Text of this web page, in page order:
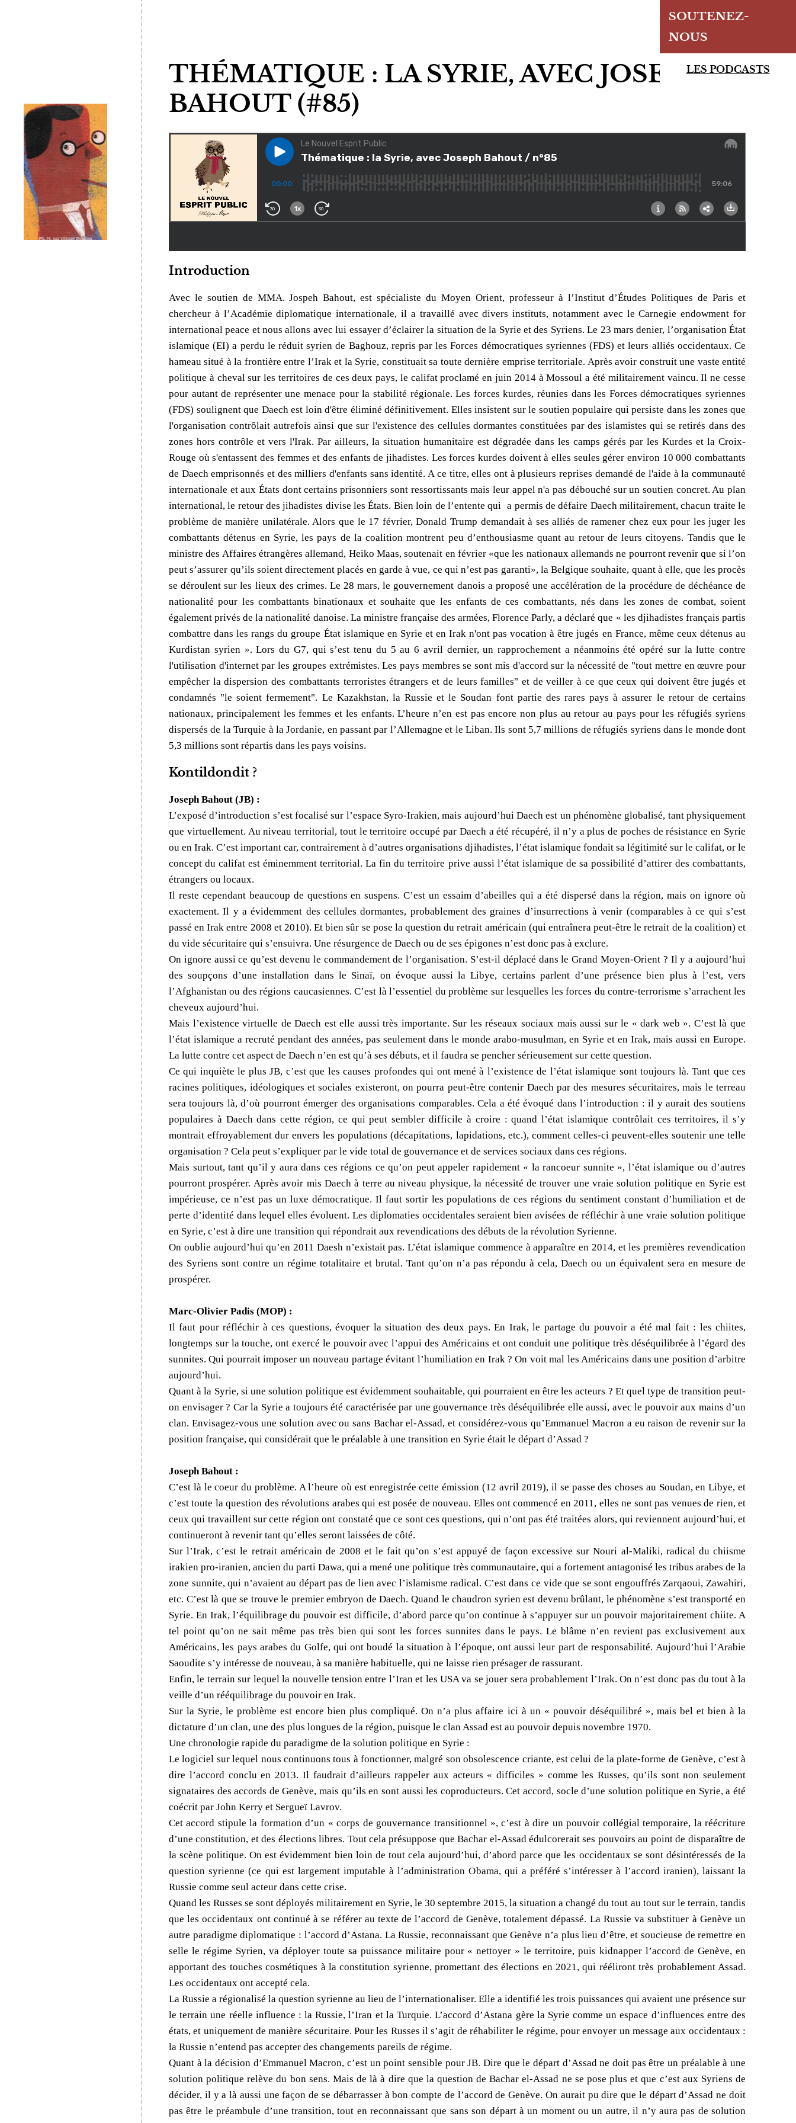
SOUTENEZ-
NOUS
LES PODCASTS
THÉMATIQUE : LA SYRIE, AVEC JOSEPH
BAHOUT (#85)
Introduction
Avec le soutien de MMA. Jospeh Bahout, est spécialiste du Moyen Orient, professeur à l’Institut d’Études Politiques de Paris et
chercheur à l’Académie diplomatique internationale, il a travaillé avec divers instituts, notamment avec le Carnegie endowment for
international peace et nous allons avec lui essayer d’éclairer la situation de la Syrie et des Syriens. Le 23 mars denier, l’organisation État
islamique (EI) a perdu le réduit syrien de Baghouz, repris par les Forces démocratiques syriennes (FDS) et leurs alliés occidentaux. Ce
hameau situé à la frontière entre l’Irak et la Syrie, constituait sa toute dernière emprise territoriale. Après avoir construit une vaste entité
politique à cheval sur les territoires de ces deux pays, le califat proclamé en juin 2014 à Mossoul a été militairement vaincu. Il ne cesse
pour autant de représenter une menace pour la stabilité régionale. Les forces kurdes, réunies dans les Forces démocratiques syriennes
(FDS) soulignent que Daech est loin d'être éliminé définitivement. Elles insistent sur le soutien populaire qui persiste dans les zones que
l'organisation contrôlait autrefois ainsi que sur l'existence des cellules dormantes constituées par des islamistes qui se retirés dans des
zones hors contrôle et vers l'Irak. Par ailleurs, la situation humanitaire est dégradée dans les camps gérés par les Kurdes et la Croix-
Rouge où s'entassent des femmes et des enfants de jihadistes. Les forces kurdes doivent à elles seules gérer environ 10 000 combattants
de Daech emprisonnés et des milliers d'enfants sans identité. A ce titre, elles ont à plusieurs reprises demandé de l'aide à la communauté
internationale et aux États dont certains prisonniers sont ressortissants mais leur appel n'a pas débouché sur un soutien concret. Au plan
international, le retour des jihadistes divise les États. Bien loin de l’entente qui a permis de défaire Daech militairement, chacun traite le
problème de manière unilatérale. Alors que le 17 février, Donald Trump demandait à ses alliés de ramener chez eux pour les juger les
combattants détenus en Syrie, les pays de la coalition montrent peu d’enthousiasme quant au retour de leurs citoyens. Tandis que le
ministre des Affaires étrangères allemand, Heiko Maas, soutenait en février «que les nationaux allemands ne pourront revenir que si l’on
peut s’assurer qu’ils soient directement placés en garde à vue, ce qui n’est pas garanti», la Belgique souhaite, quant à elle, que les procès
se déroulent sur les lieux des crimes. Le 28 mars, le gouvernement danois a proposé une accélération de la procédure de déchéance de
nationalité pour les combattants binationaux et souhaite que les enfants de ces combattants, nés dans les zones de combat, soient
également privés de la nationalité danoise. La ministre française des armées, Florence Parly, a déclaré que « les djihadistes français partis
combattre dans les rangs du groupe État islamique en Syrie et en Irak n'ont pas vocation à être jugés en France, même ceux détenus au
Kurdistan syrien ». Lors du G7, qui s’est tenu du 5 au 6 avril dernier, un rapprochement a néanmoins été opéré sur la lutte contre
l'utilisation d'internet par les groupes extrémistes. Les pays membres se sont mis d'accord sur la nécessité de "tout mettre en œuvre pour
empêcher la dispersion des combattants terroristes étrangers et de leurs familles" et de veiller à ce que ceux qui doivent être jugés et
condamnés "le soient fermement". Le Kazakhstan, la Russie et le Soudan font partie des rares pays à assurer le retour de certains
nationaux, principalement les femmes et les enfants. L’heure n’en est pas encore non plus au retour au pays pour les réfugiés syriens
dispersés de la Turquie à la Jordanie, en passant par l’Allemagne et le Liban. Ils sont 5,7 millions de réfugiés syriens dans le monde dont
5,3 millions sont répartis dans les pays voisins.
Kontildondit ?
Joseph Bahout (JB) :
L’exposé d’introduction s’est focalisé sur l’espace Syro-Irakien, mais aujourd’hui Daech est un phénomène globalisé, tant physiquement
que virtuellement. Au niveau territorial, tout le territoire occupé par Daech a été récupéré, il n’y a plus de poches de résistance en Syrie
ou en Irak. C’est important car, contrairement à d’autres organisations djihadistes, l’état islamique fondait sa légitimité sur le califat, or le
concept du califat est éminemment territorial. La fin du territoire prive aussi l’état islamique de sa possibilité d’attirer des combattants,
étrangers ou locaux.
Il reste cependant beaucoup de questions en suspens. C’est un essaim d’abeilles qui a été dispersé dans la région, mais on ignore où
exactement. Il y a évidemment des cellules dormantes, probablement des graines d’insurrections à venir (comparables à ce qui s’est
passé en Irak entre 2008 et 2010). Et bien sûr se pose la question du retrait américain (qui entraînera peut-être le retrait de la coalition) et
du vide sécuritaire qui s’ensuivra. Une résurgence de Daech ou de ses épigones n’est donc pas à exclure.
On ignore aussi ce qu’est devenu le commandement de l’organisation. S’est-il déplacé dans le Grand Moyen-Orient ? Il y a aujourd’hui
des soupçons d’une installation dans le Sinaï, on évoque aussi la Libye, certains parlent d’une présence bien plus à l’est, vers
l’Afghanistan ou des régions caucasiennes. C’est là l’essentiel du problème sur lesquelles les forces du contre-terrorisme s’arrachent les
cheveux aujourd’hui.
Mais l’existence virtuelle de Daech est elle aussi très importante. Sur les réseaux sociaux mais aussi sur le « dark web ». C’est là que
l’état islamique a recruté pendant des années, pas seulement dans le monde arabo-musulman, en Syrie et en Irak, mais aussi en Europe.
La lutte contre cet aspect de Daech n’en est qu’à ses débuts, et il faudra se pencher sérieusement sur cette question.
Ce qui inquiète le plus JB, c’est que les causes profondes qui ont mené à l’existence de l’état islamique sont toujours là. Tant que ces
racines politiques, idéologiques et sociales existeront, on pourra peut-être contenir Daech par des mesures sécuritaires, mais le terreau
sera toujours là, d’où pourront émerger des organisations comparables. Cela a été évoqué dans l’introduction : il y aurait des soutiens
populaires à Daech dans cette région, ce qui peut sembler difficile à croire : quand l’état islamique contrôlait ces territoires, il s’y
montrait effroyablement dur envers les populations (décapitations, lapidations, etc.), comment celles-ci peuvent-elles soutenir une telle
organisation ? Cela peut s’expliquer par le vide total de gouvernance et de services sociaux dans ces régions.
Mais surtout, tant qu’il y aura dans ces régions ce qu’on peut appeler rapidement « la rancoeur sunnite », l’état islamique ou d’autres
pourront prospérer. Après avoir mis Daech à terre au niveau physique, la nécessité de trouver une vraie solution politique en Syrie est
impérieuse, ce n’est pas un luxe démocratique. Il faut sortir les populations de ces régions du sentiment constant d’humiliation et de
perte d’identité dans lequel elles évoluent. Les diplomaties occidentales seraient bien avisées de réfléchir à une vraie solution politique
en Syrie, c’est à dire une transition qui répondrait aux revendications des débuts de la révolution Syrienne.
On oublie aujourd’hui qu’en 2011 Daesh n’existait pas. L’état islamique commence à apparaître en 2014, et les premières revendication
des Syriens sont contre un régime totalitaire et brutal. Tant qu’on n’a pas répondu à cela, Daech ou un équivalent sera en mesure de
prospérer.
Marc-Olivier Padis (MOP) :
Il faut pour réfléchir à ces questions, évoquer la situation des deux pays. En Irak, le partage du pouvoir a été mal fait : les chiites,
longtemps sur la touche, ont exercé le pouvoir avec l’appui des Américains et ont conduit une politique très déséquilibrée à l’égard des
sunnites. Qui pourrait imposer un nouveau partage évitant l’humiliation en Irak ? On voit mal les Américains dans une position d’arbitre
aujourd’hui.
Quant à la Syrie, si une solution politique est évidemment souhaitable, qui pourraient en être les acteurs ? Et quel type de transition peut-
on envisager ? Car la Syrie a toujours été caractérisée par une gouvernance très déséquilibrée elle aussi, avec le pouvoir aux mains d’un
clan. Envisagez-vous une solution avec ou sans Bachar el-Assad, et considérez-vous qu’Emmanuel Macron a eu raison de revenir sur la
position française, qui considérait que le préalable à une transition en Syrie était le départ d’Assad ?
Joseph Bahout :
C’est là le coeur du problème. A l’heure où est enregistrée cette émission (12 avril 2019), il se passe des choses au Soudan, en Libye, et
c’est toute la question des révolutions arabes qui est posée de nouveau. Elles ont commencé en 2011, elles ne sont pas venues de rien, et
ceux qui travaillent sur cette région ont constaté que ce sont ces questions, qui n’ont pas été traitées alors, qui reviennent aujourd’hui, et
continueront à revenir tant qu’elles seront laissées de côté.
Sur l’Irak, c’est le retrait américain de 2008 et le fait qu’on s’est appuyé de façon excessive sur Nouri al-Maliki, radical du chiisme
irakien pro-iranien, ancien du parti Dawa, qui a mené une politique très communautaire, qui a fortement antagonisé les tribus arabes de la
zone sunnite, qui n’avaient au départ pas de lien avec l’islamisme radical. C’est dans ce vide que se sont engouffrés Zarqaoui, Zawahiri,
etc. C’est là que se trouve le premier embryon de Daech. Quand le chaudron syrien est devenu brûlant, le phénomène s’est transporté en
Syrie. En Irak, l’équilibrage du pouvoir est difficile, d’abord parce qu’on continue à s’appuyer sur un pouvoir majoritairement chiite. A
tel point qu’on ne sait même pas très bien qui sont les forces sunnites dans le pays. Le blâme n’en revient pas exclusivement aux
Américains, les pays arabes du Golfe, qui ont boudé la situation à l’époque, ont aussi leur part de responsabilité. Aujourd’hui l’Arabie
Saoudite s’y intéresse de nouveau, à sa manière habituelle, qui ne laisse rien présager de rassurant.
Enfin, le terrain sur lequel la nouvelle tension entre l’Iran et les USA va se jouer sera probablement l’Irak. On n’est donc pas du tout à la
veille d’un rééquilibrage du pouvoir en Irak.
Sur la Syrie, le problème est encore bien plus compliqué. On n’a plus affaire ici à un « pouvoir déséquilibré », mais bel et bien à la
dictature d’un clan, une des plus longues de la région, puisque le clan Assad est au pouvoir depuis novembre 1970.
Une chronologie rapide du paradigme de la solution politique en Syrie :
Le logiciel sur lequel nous continuons tous à fonctionner, malgré son obsolescence criante, est celui de la plate-forme de Genève, c’est à
dire l’accord conclu en 2013. Il faudrait d’ailleurs rappeler aux acteurs « difficiles » comme les Russes, qu’ils sont non seulement
signataires des accords de Genève, mais qu’ils en sont aussi les coproducteurs. Cet accord, socle d’une solution politique en Syrie, a été
coécrit par John Kerry et Sergueï Lavrov.
Cet accord stipule la formation d’un « corps de gouvernance transitionnel », c’est à dire un pouvoir collégial temporaire, la réécriture
d’une constitution, et des élections libres. Tout cela présuppose que Bachar el-Assad édulcorerait ses pouvoirs au point de disparaître de
la scène politique. On est évidemment bien loin de tout cela aujourd’hui, d’abord parce que les occidentaux se sont désintéressés de la
question syrienne (ce qui est largement imputable à l’administration Obama, qui a préféré s’intéresser à l’accord iranien), laissant la
Russie comme seul acteur dans cette crise.
Quand les Russes se sont déployés militairement en Syrie, le 30 septembre 2015, la situation a changé du tout au tout sur le terrain, tandis
que les occidentaux ont continué à se référer au texte de l’accord de Genève, totalement dépassé. La Russie va substituer à Genève un
autre paradigme diplomatique : l’accord d’Astana. La Russie, reconnaissant que Genève n’a plus lieu d’être, et soucieuse de remettre en
selle le régime Syrien, va déployer toute sa puissance militaire pour « nettoyer » le territoire, puis kidnapper l’accord de Genève, en
apportant des touches cosmétiques à la constitution syrienne, promettant des élections en 2021, qui rééliront très probablement Assad.
Les occidentaux ont accepté cela.
La Russie a régionalisé la question syrienne au lieu de l’internationaliser. Elle a identifié les trois puissances qui avaient une présence sur
le terrain une réelle influence : la Russie, l’Iran et la Turquie. L’accord d’Astana gère la Syrie comme un espace d’influences entre des
états, et uniquement de manière sécuritaire. Pour les Russes il s’agit de réhabiliter le régime, pour envoyer un message aux occidentaux :
la Russie n’entend pas accepter des changements pareils de régime.
Quant à la décision d’Emmanuel Macron, c’est un point sensible pour JB. Dire que le départ d’Assad ne doit pas être un préalable à une
solution politique relève du bon sens. Mais de là à dire que la question de Bachar el-Assad ne se pose plus et que c’est aux Syriens de
décider, il y a là aussi une façon de se débarrasser à bon compte de l’accord de Genève. On aurait pu dire que le départ d’Assad ne doit
pas être le préambule d’une transition, tout en reconnaissant que sans son départ à un moment ou un autre, il n’y aura pas de solution